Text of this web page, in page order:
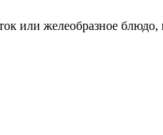
или желеобразное блюдо,